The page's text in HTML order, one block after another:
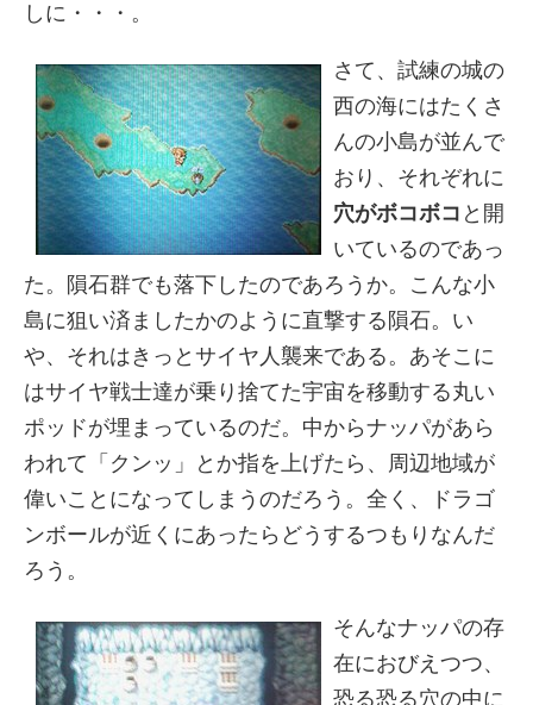
しに・・・。
さて、試練の城の
西の海にはたくさ
んの小島が並んで
おり、それぞれに
穴がボコボコ と開
いているのであっ
た。隕石群でも落下したのであろうか。こんな小
島に狙い済ましたかのように直撃する隕石。い
や、それはきっとサイヤ人襲来である。あそこに
はサイヤ戦士達が乗り捨てた宇宙を移動する丸い
ポッドが埋まっているのだ。中からナッパがあら
われて「クンッ」とか指を上げたら、周辺地域が
偉いことになってしまうのだろう。全く、ドラゴ
ンボールが近くにあったらどうするつもりなんだ
ろう。
そんなナッパの存
在におびえつつ、
恐る恐る穴の中に